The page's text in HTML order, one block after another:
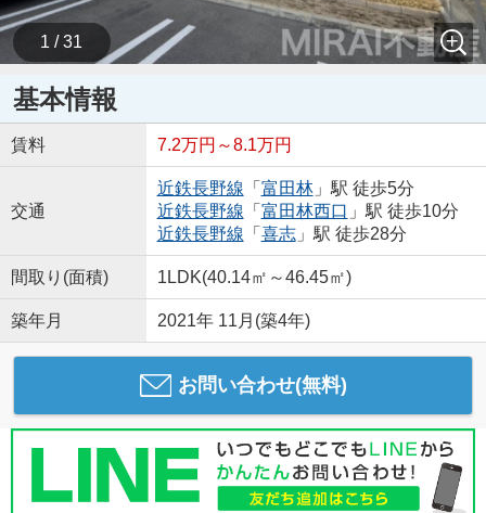
1 / 31
基本情報
賃料 7.2万円～8.1万円
交通
近鉄長野線 「 富田林」駅 徒歩5分
近鉄長野線 「 富田林西口 」駅 徒歩10分
近鉄長野線 「 喜志」駅 徒歩28分
間取り(面積) 1LDK(40.14㎡～46.45㎡)
築年月 2021年 11月(築4年)
お問い合わせ(無料)